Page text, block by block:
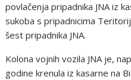
povlačenja pripadnika JNA iz
sukoba s pripadnicima
šest pripadnika JNA.
Kolona vojnih vozila JNA je,
godine krenula iz kasarne na